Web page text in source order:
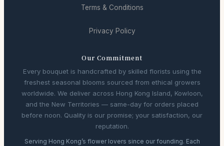
Terms & Conditions
Privacy Policy
Our Commitment
Every bouquet is handcrafted by skilled florists using the
freshest seasonal blooms sourced from ethical growers
worldwide. We deliver across Hong Kong Island, Kowloon,
and the New Territories — same-day for orders placed
before noon. Quality is our promise; your satisfaction, our
reputation.
Serving Hong Kong’s flower lovers since our founding. Each